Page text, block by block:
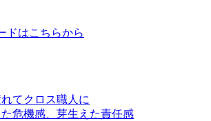
ドはこちらから
てクロス職人に
危機感、芽生えた責任感